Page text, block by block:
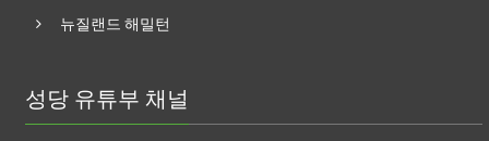
뉴질랜드 해밀턴
성당 유튜부 채널